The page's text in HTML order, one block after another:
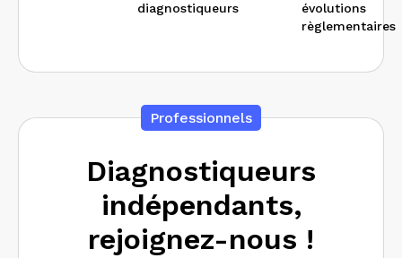
diagnostiqueurs
évolutions
règlementaires
Professionnels
Diagnostiqueurs
indépendants,
rejoignez-nous !